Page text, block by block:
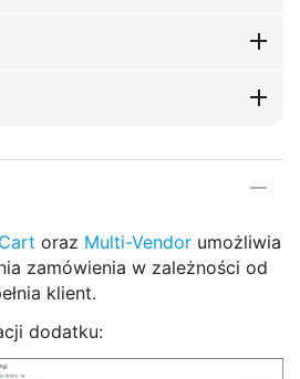
oraz Multi-Vendor umożliwia
zamówienia w zależności od
klient.
dodatku: